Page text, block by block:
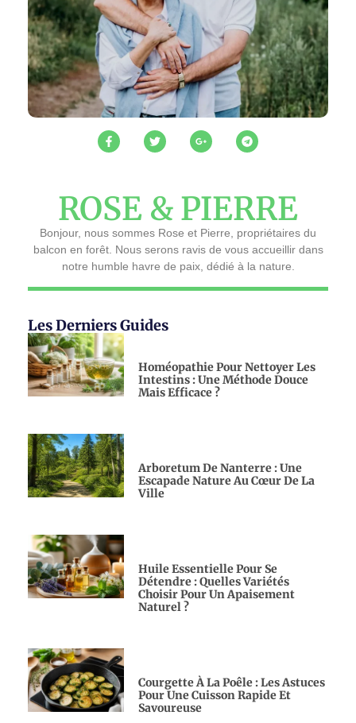
ROSE & PIERRE
Bonjour, nous sommes Rose et Pierre, propriétaires du
balcon en forêt. Nous serons ravis de vous accueillir dans
notre humble havre de paix, dédié à la nature.
Les Derniers Guides
Homéopathie Pour Nettoyer Les
Intestins : Une Méthode Douce
Mais Efficace ?
Arboretum De Nanterre : Une
Escapade Nature Au Cœur De La
Ville
Huile Essentielle Pour Se
Détendre : Quelles Variétés
Choisir Pour Un Apaisement
Naturel ?
Courgette À La Poêle : Les Astuces
Pour Une Cuisson Rapide Et
Savoureuse